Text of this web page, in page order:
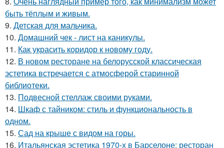
быть тёплым и живым.
9. Детская для мальчика.
10. Домашний чек - лист на каникулы.
11. Как украсить коридор к новому году.
12. В новом ресторане на белорусской классическая
эстетика встречается с атмосферой старинной
библиотеки.
13. Подвесной стеллаж своими руками.
14. Шкаф с тайником: стиль и функциональность в
одном.
15. Сад на крыше с видом на горы.
16. Итальянская эстетика 1970-х в Барселоне: ресторан